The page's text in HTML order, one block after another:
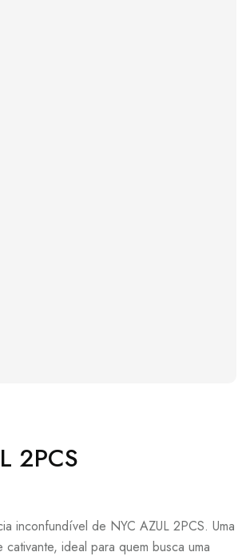
2PCS
inconfundível de NYC AZUL 2PCS. Uma
cativante, ideal para quem busca uma